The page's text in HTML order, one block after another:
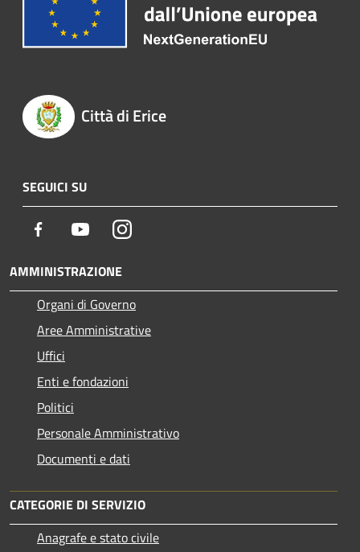
Città di Erice
SEGUICI SU
Facebook YoutubeInstagram
AMMINISTRAZIONE
Organi di Governo
Aree Amministrative
Uffici
Enti e fondazioni
Politici
Personale Amministrativo
Documenti e dati
CATEGORIE DI SERVIZIO
Anagrafe e stato civile